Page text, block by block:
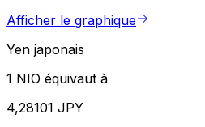
Afficher le graphique
Yen japonais
1 NIO équivaut à
4,28101 JPY